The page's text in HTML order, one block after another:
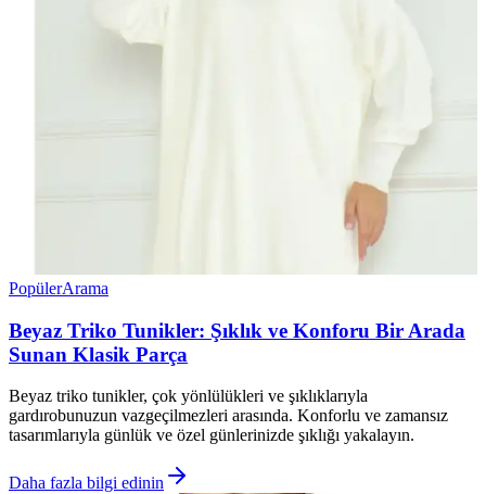
PopülerArama
Beyaz Triko Tunikler: Şıklık ve Konforu Bir Arada
Sunan Klasik Parça
Beyaz triko tunikler, çok yönlülükleri ve şıklıklarıyla
gardırobunuzun vazgeçilmezleri arasında. Konforlu ve zamansız
tasarımlarıyla günlük ve özel günlerinizde şıklığı yakalayın.
Daha fazla bilgi edinin